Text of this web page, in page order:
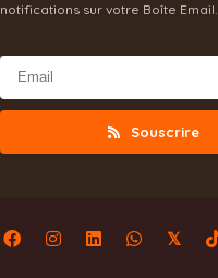
notifications sur votre Boîte Email.
Souscrire
𝕏